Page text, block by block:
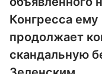
Конгресса
продолжает
скандальную